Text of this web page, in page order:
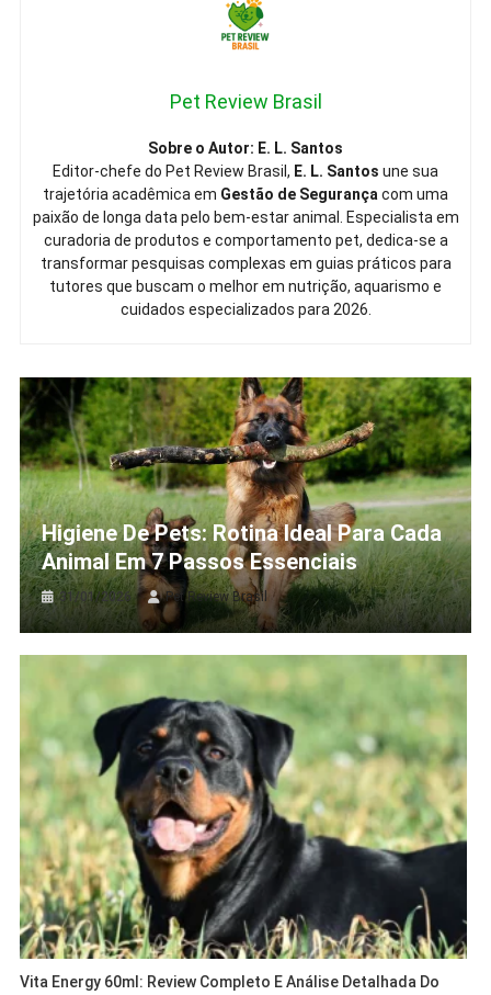
Pet Review Brasil
Sobre o Autor: E. L. Santos
Editor-chefe do Pet Review Brasil, E. L. Santos une sua
trajetória acadêmica em Gestão de Segurança com uma
paixão de longa data pelo bem-estar animal. Especialista em
curadoria de produtos e comportamento pet, dedica-se a
transformar pesquisas complexas em guias práticos para
tutores que buscam o melhor em nutrição, aquarismo e
cuidados especializados para 2026.
Higiene De Pets: Rotina Ideal Para Cada
Animal Em 7 Passos Essenciais
31/01/2026 Pet Review Brasil
Vita Energy 60ml: Review Completo E Análise Detalhada Do